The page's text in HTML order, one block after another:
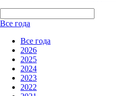
Все года
Все года
2026
2025
2024
2023
2022